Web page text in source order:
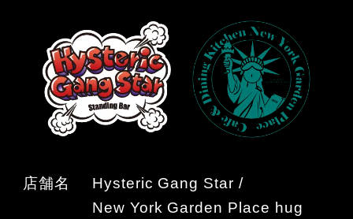
店舗名
Hysteric Gang Star /
New York Garden Place hug